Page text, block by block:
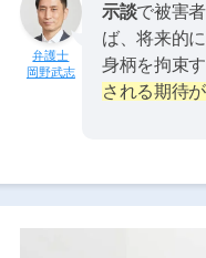
岡野武志
示談で被害
ば、将来的
身柄を拘束
される期待